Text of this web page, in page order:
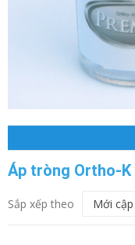
Áp tròng Ortho-K
Sắp xếp theo